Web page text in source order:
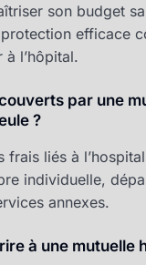
son budget
protection efficace
à l’hôpital.
par une
?
frais liés à
individuelle,
annexes.
à une mutuelle